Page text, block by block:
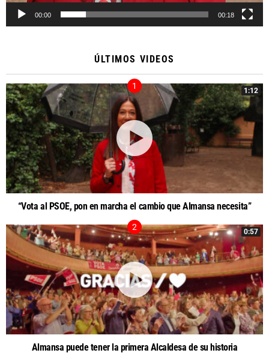
00:00 00:18
ÚLTIMOS VIDEOS
1:12
“Vota al PSOE, pon en marcha el cambio que Almansa necesita”
0:57
Almansa puede tener la primera Alcaldesa de su historia